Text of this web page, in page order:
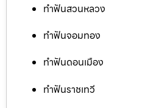
ทำฟันสวนหลวง
ทำฟันจอมทอง
ทำฟันดอนเมือง
ทำฟันราชเทวี